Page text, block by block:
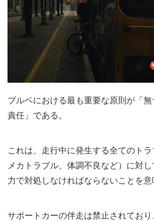
ブルベにおける最も重要な原則が「
責任」である。
これは、走行中に発生する全てのトラ
メカトラブル、体調不良など）に対
力で対処しなければならないことを意
サポートカーの伴走は禁止されてお